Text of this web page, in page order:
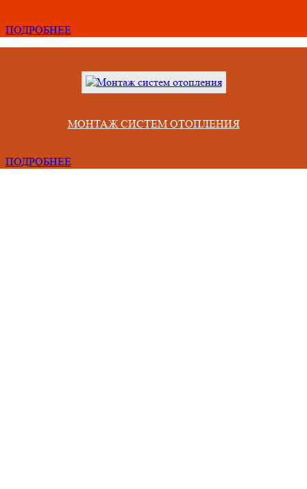
ПОДРОБНЕЕ
МОНТАЖ СИСТЕМ ОТОПЛЕНИЯ
ПОДРОБНЕЕ